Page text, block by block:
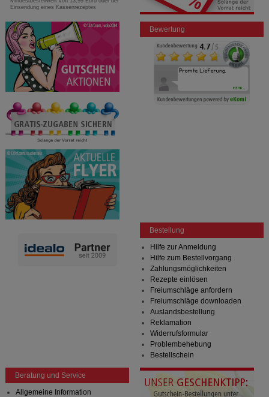
Einsendung eines Kassenrezeptes
Bewertung
Bestellung
Hilfe zur Anmeldung
Hilfe zum Bestellvorgang
Zahlungsmöglichkeiten
Rezepte einlösen
Freiumschläge anfordern
Freiumschläge downloaden
Auslandsbestellung
Reklamation
Widerrufsformular
Problembehebung
Bestellschein
Beratung und Service
Allgemeine Information